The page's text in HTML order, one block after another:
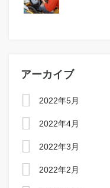
アーカイブ
2022年5月
2022年4月
2022年3月
2022年2月